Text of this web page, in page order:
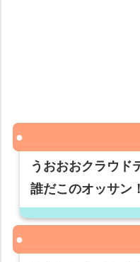
うおおおクラウド
誰だこのオッサン